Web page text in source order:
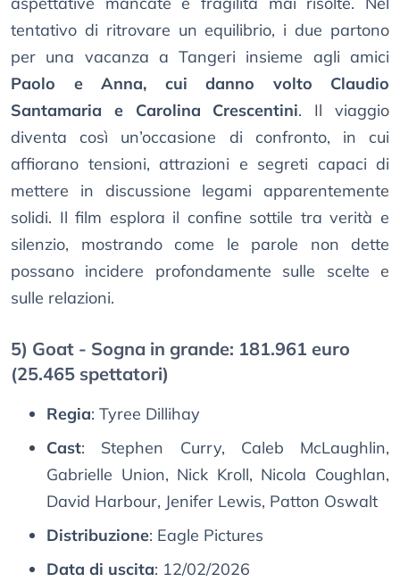
tentativo di ritrovare un equilibrio, i due partono
per una vacanza a Tangeri insieme agli amici
Paolo e Anna, cui danno volto Claudio
Santamaria e Carolina Crescentini. Il viaggio
diventa così un’occasione di confronto, in cui
affiorano tensioni, attrazioni e segreti capaci di
mettere in discussione legami apparentemente
solidi. Il film esplora il confine sottile tra verità e
silenzio, mostrando come le parole non dette
possano incidere profondamente sulle scelte e
sulle relazioni.
5) Goat - Sogna in grande: 181.961 euro
(25.465 spettatori)
Regia: Tyree Dillihay
Cast: Stephen Curry, Caleb McLaughlin,
Gabrielle Union, Nick Kroll, Nicola Coughlan,
David Harbour, Jenifer Lewis, Patton Oswalt
Distribuzione: Eagle Pictures
Data di uscita: 12/02/2026